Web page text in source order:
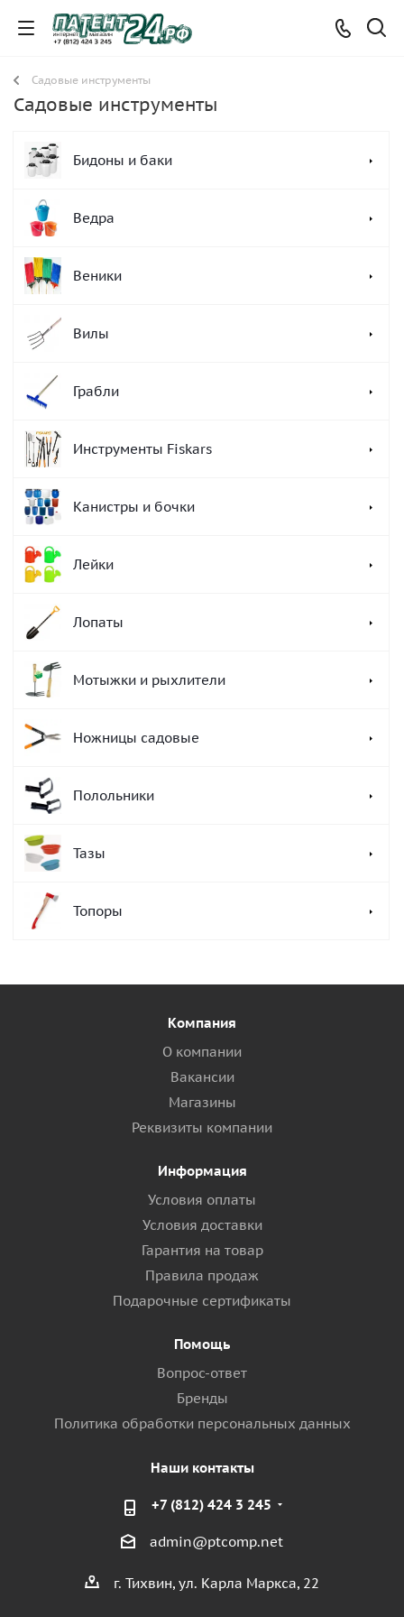
Садовые инструменты
Садовые инструменты
Бидоны и баки
Ведра
Веники
Вилы
Грабли
Инструменты Fiskars
Канистры и бочки
Лейки
Лопаты
Мотыжки и рыхлители
Ножницы садовые
Полольники
Тазы
Топоры
Компания
О компании
Вакансии
Магазины
Реквизиты компании
Информация
Условия оплаты
Условия доставки
Гарантия на товар
Правила продаж
Подарочные сертификаты
Помощь
Вопрос-ответ
Бренды
Политика обработки персональных данных
Наши контакты
+7 (812) 424 3 245
admin@ptcomp.net
г. Тихвин, ул. Карла Маркса, 22